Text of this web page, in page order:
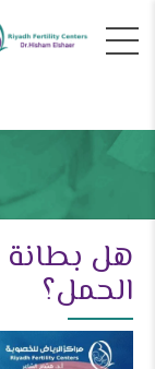
هل بطانة
الحمل؟